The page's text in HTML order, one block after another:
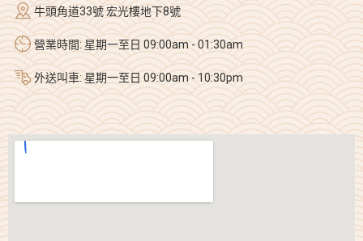
牛頭角道33號 宏光樓地下8號
營業時間: 星期一至日 09:00am - 01:30am
外送叫車: 星期一至日 09:00am - 10:30pm